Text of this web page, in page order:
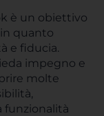
è un obiettivo
quanto
e fiducia.
impegno e
molte
funzionalità